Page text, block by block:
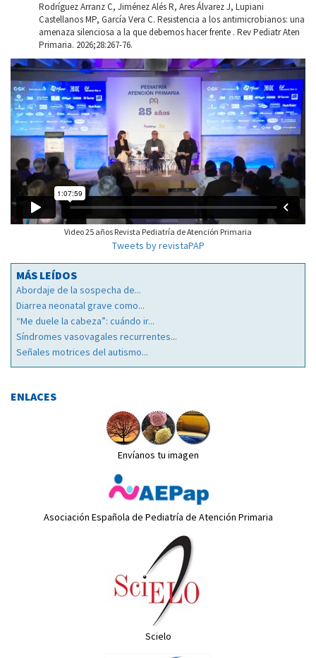
Rodríguez Arranz C, Jiménez Alés R, Ares Álvarez J, Lupiani
Castellanos MP, García Vera C. Resistencia a los antimicrobianos: una
amenaza silenciosa a la que debemos hacer frente . Rev Pediatr Aten
Primaria. 2026;28:267-76.
Video 25 años Revista Pediatría de Atención Primaria
Tweets by revistaPAP
MÁS LEÍDOS
Abordaje de la sospecha de...
Diarrea neonatal grave como...
“Me duele la cabeza”: cuándo ir...
Síndromes vasovagales recurrentes...
Señales motrices del autismo...
ENLACES
Envíanos tu imagen
Asociación Española de Pediatría de Atención Primaria
Scielo